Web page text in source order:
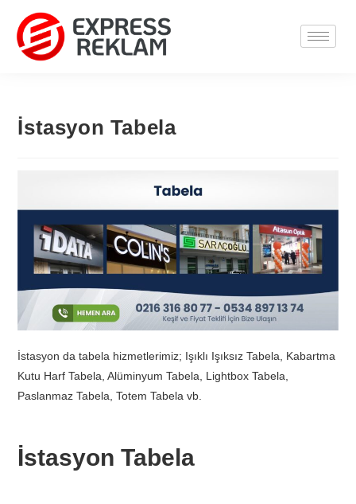
İstasyon Tabela
İstasyon da tabela hizmetlerimiz; Işıklı Işıksız Tabela, Kabartma
Kutu Harf Tabela, Alüminyum Tabela, Lightbox Tabela,
Paslanmaz Tabela, Totem Tabela vb.
İstasyon Tabela